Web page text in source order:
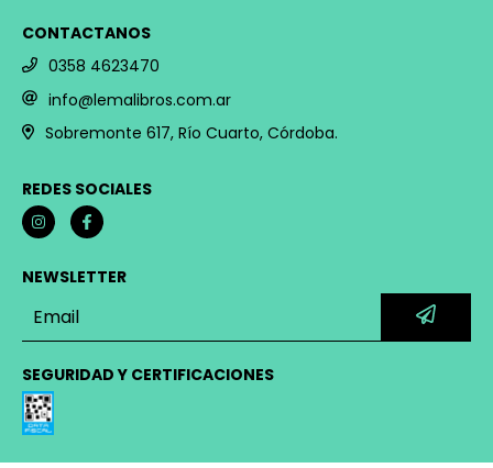
CONTACTANOS
0358 4623470
info@lemalibros.com.ar
Sobremonte 617, Río Cuarto, Córdoba.
REDES SOCIALES
NEWSLETTER
SEGURIDAD Y CERTIFICACIONES